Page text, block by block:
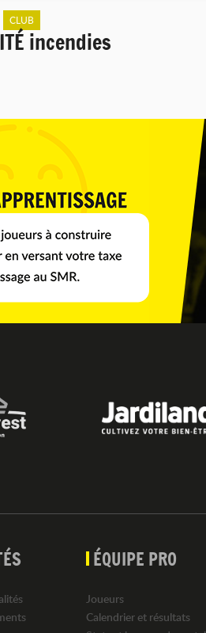
CLUB
incendies
ÉQUIPE PRO
Joueurs
Calendrier et résultats